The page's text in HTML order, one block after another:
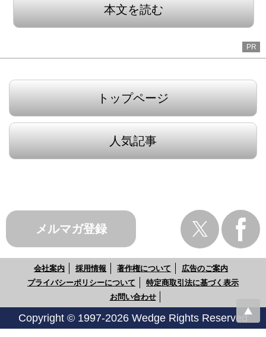
本文を読む
PR
トップページ
人気記事
メルマガ登録
会社案内 採用情報 著作権について
広告のご案内
プライバシーポリシーについて
特定商取引法に基づく表示
お問い合わせ
Copyright © 1997-2026 Wedge Rights Reserved